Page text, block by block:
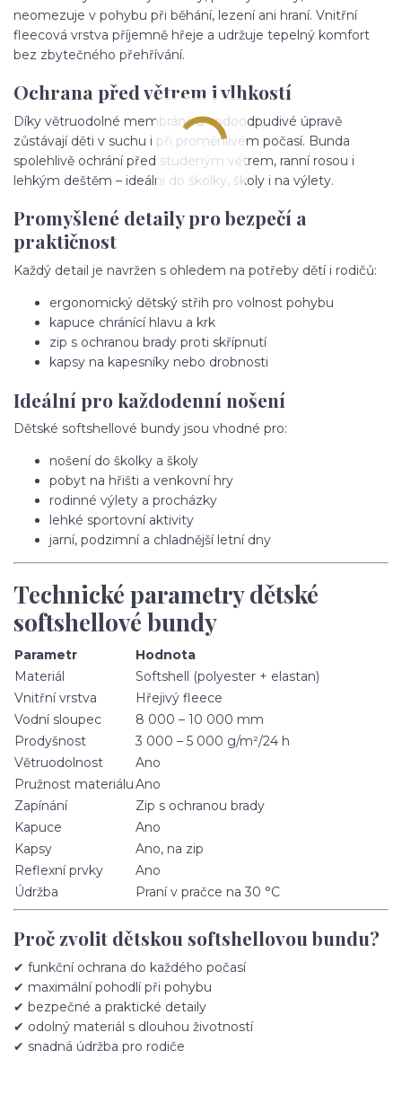
neomezuje v pohybu při běhání, lezení ani hraní. Vnitřní
fleecová vrstva příjemně hřeje a udržuje tepelný komfort
bez zbytečného přehřívání.
Ochrana před větrem i vlhkostí
Díky větruodolné membráně a vodoodpudivé úpravě
zůstávají děti v suchu i při proměnlivém počasí. Bunda
spolehlivě ochrání před studeným větrem, ranní rosou i
lehkým deštěm – ideální do školky, školy i na výlety.
Promyšlené detaily pro bezpečí a
praktičnost
Každý detail je navržen s ohledem na potřeby dětí i rodičů:
ergonomický dětský střih pro volnost pohybu
kapuce chránící hlavu a krk
zip s ochranou brady proti skřípnutí
kapsy na kapesníky nebo drobnosti
Ideální pro každodenní nošení
Dětské softshellové bundy jsou vhodné pro:
nošení do školky a školy
pobyt na hřišti a venkovní hry
rodinné výlety a procházky
lehké sportovní aktivity
jarní, podzimní a chladnější letní dny
Technické parametry dětské
softshellové bundy
Parametr
Hodnota
Materiál
Softshell (polyester + elastan)
Vnitřní vrstva
Hřejivý fleece
Vodní sloupec
8 000 – 10 000 mm
Prodyšnost
3 000 – 5 000 g/m²/24 h
Větruodolnost
Ano
Pružnost materiáluAno
Zapínání
Zip s ochranou brady
Kapuce
Ano
Kapsy
Ano, na zip
Reflexní prvky
Ano
Údržba
Praní v pračce na 30 °C
Proč zvolit dětskou softshellovou bundu?
✔ funkční ochrana do každého počasí
✔ maximální pohodlí při pohybu
✔ bezpečné a praktické detaily
✔ odolný materiál s dlouhou životností
✔ snadná údržba pro rodiče